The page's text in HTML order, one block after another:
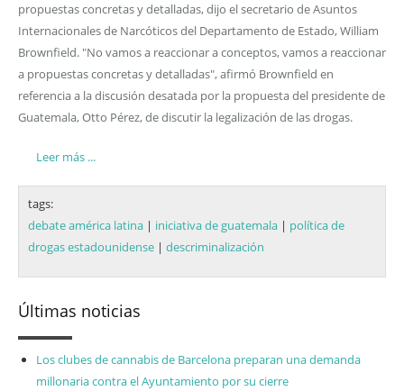
propuestas concretas y detalladas, dijo el secretario de Asuntos
Internacionales de Narcóticos del Departamento de Estado, William
Brownfield. "No vamos a reaccionar a conceptos, vamos a reaccionar
a propuestas concretas y detalladas", afirmó Brownfield en
referencia a la discusión desatada por la propuesta del presidente de
Guatemala, Otto Pérez, de discutir la legalización de las drogas.
Leer más ...
tags:
debate américa latina | iniciativa de guatemala | política de
drogas estadounidense | descriminalización
Últimas noticias
Los clubes de cannabis de Barcelona preparan una demanda
millonaria contra el Ayuntamiento por su cierre